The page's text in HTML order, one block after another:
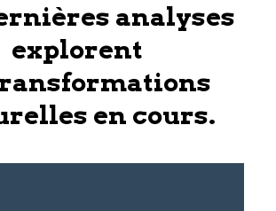
analyses
explorent
en cours.